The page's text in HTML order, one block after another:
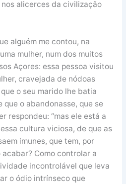
alicerces da civilização
alguém me contou, na
mulher, num dos muitos
Açores: essa pessoa visitou
cravejada de nódoas
o seu marido lhe batia
o abandonasse, que se
respondeu: “mas ele está a
cultura viciosa, de que as
imunes, que tem, por
Como controlar a
incontrolável que leva
o ódio intrínseco que